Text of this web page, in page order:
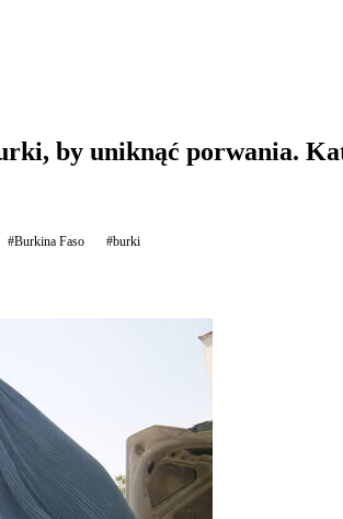
by uniknąć porwania.
#Burkina Faso #burki